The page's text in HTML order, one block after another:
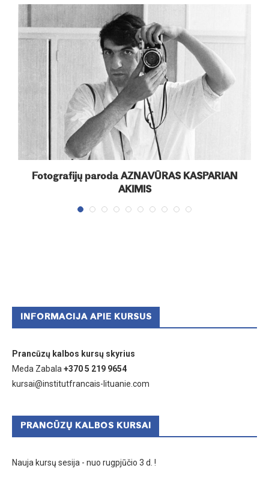
Fotografijų paroda AZNAVŪRAS KASPARIAN
AKIMIS
INFORMACIJA APIE KURSUS
Prancūzų kalbos kursų skyrius
Meda Zabala +370 5 219 9654
kursai@institutfrancais-lituanie.com
PRANCŪZŲ KALBOS KURSAI
Nauja kursų sesija - nuo rugpjūčio 3 d. !